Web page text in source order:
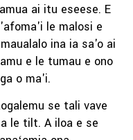
ai itu eseese. E
le malosi e
ina ia sa'o ai
e le tumau e ono
o ma'i.
se tali vave
le tilt. A iloa e se